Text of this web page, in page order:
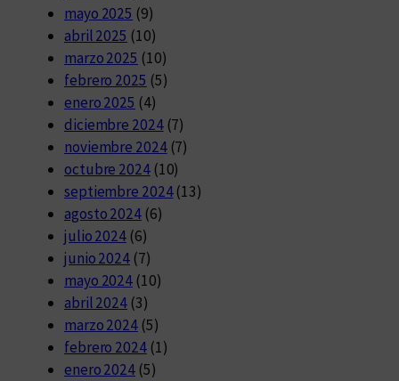
mayo 2025 (9)
abril 2025 (10)
marzo 2025 (10)
febrero 2025 (5)
enero 2025 (4)
diciembre 2024(7)
noviembre 2024(7)
octubre 2024(10)
septiembre 2024(13)
agosto 2024(6)
julio 2024 (6)
junio 2024 (7)
mayo 2024 (10)
abril 2024 (3)
marzo 2024 (5)
febrero 2024(1)
enero 2024 (5)